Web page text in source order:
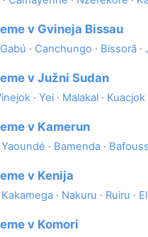
v Gvineja Bissau
Gabú · Canchungo · Bissorã ·
v Južni Sudan
· Yei · Malakal · Kuacjok
v Kamerun
Yaoundé · Bamenda ·
v Kenija
Kakamega · Nakuru · Ruiru ·
v Komori